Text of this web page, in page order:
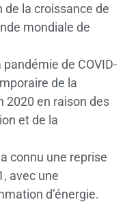
de la croissance de
mondiale de
pandémie de COVID-
de la
2020 en raison des
et de la
connu une reprise
avec une
d’énergie.